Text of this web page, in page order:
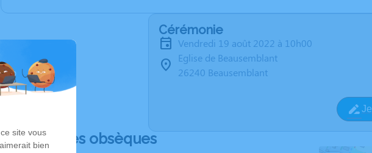
Cérémonie
vendredi 19 août 2022 à 10h00
Eglise de Beausemblant
26240 Beausemblant
Déroulé des obsèques